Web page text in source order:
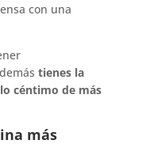
con una
tienes la
céntimo de más
más